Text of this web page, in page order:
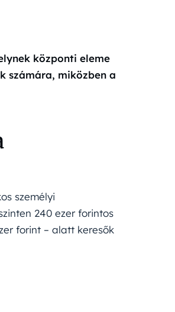
központi eleme
számára, miközben a
személyi
240 ezer forintos
forint – alatt keresők